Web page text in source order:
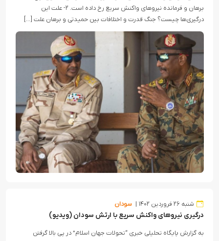
برهان و فرمانده نیروهای واکنش سریع رخ داده است. ۲- علت این
درگیری‌ها چیست؟ جنگ قدرت و اختلافات بین حمیدتی و برهان علت […]
شنبه ۲۶ فروردین ۱۴۰۲ سودان
درگیری نیروهای واکنش سریع با ارتش سودان (ویدیو)
به گزارش پایگاه تحلیلی خبری “تحولات جهان اسلام” در پی بالا گرفتن